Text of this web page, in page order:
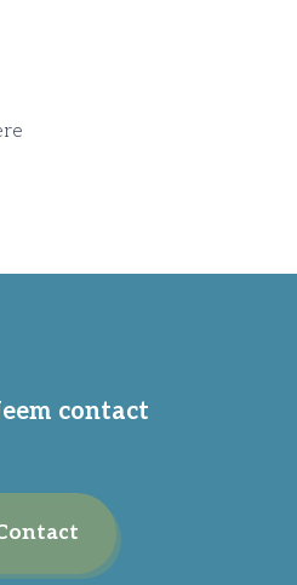
contact